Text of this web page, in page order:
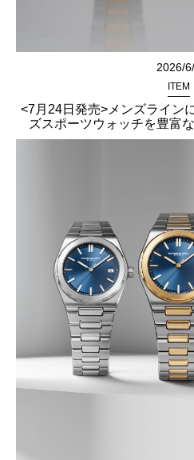
2026/
ITEM
<7月24日発売>メンズライン
ズスポーツウォッチを豊富